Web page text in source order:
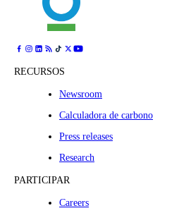
RECURSOS
Newsroom
Calculadora de carbono
Press releases
Research
PARTICIPAR
Careers